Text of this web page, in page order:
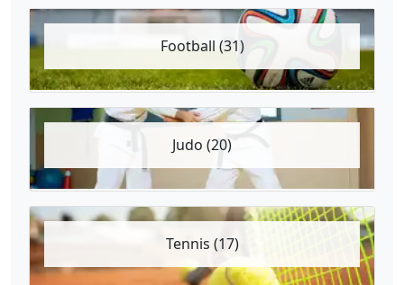
Football (31)
Judo (20)
Tennis (17)